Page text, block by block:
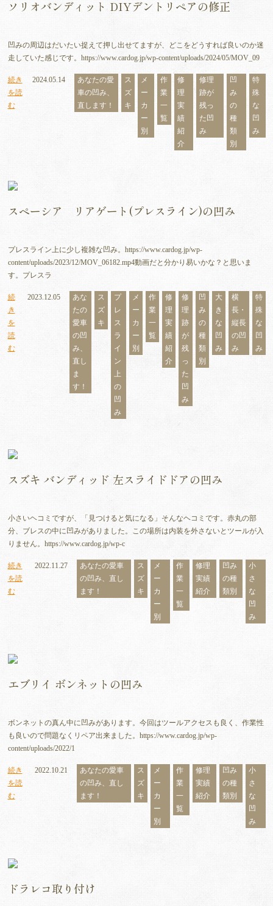
ソリオバンディット DIYデントリペアの修正
凹みの周辺はだいたい捉えて押し出せてますが、どこをどうすれば良いのか迷
走していた感じです。https://www.cardog.jp/wp-content/uploads/2024/05/MOV_09
続き
を読
む
2024.05.14
あなたの愛
車の凹み、
直します！
ス
ズ
キ
メ
ー
カ
ー
別
作
業
一
覧
修
理
実
績
紹
介
修理
跡が
残っ
た凹
み
凹
み
の
種
類
別
特
殊
な
凹
み
スペーシア リアゲート(プレスライン)の凹み
プレスライン上に少し複雑な凹み。https://www.cardog.jp/wp-
content/uploads/2023/12/MOV_06182.mp4動画だと分かり易いかな？と思いま
す。プレスラ
続
き
を
読
む
2023.12.05
あな
たの
愛車
の凹
み、
直し
ま
す！
ス
ズ
キ
プ
レ
ス
ラ
イ
ン
上
の
凹
み
メ
ー
カ
ー
別
作
業
一
覧
修
理
実
績
紹
介
修
理
跡
が
残
っ
た
凹
み
凹
み
の
種
類
別
大
き
な
凹
み
横
長・
縦長
の凹
み
特
殊
な
凹
み
スズキ バンディッド 左スライドドアの凹み
小さいヘコミですが、「見つけると気になる」そんなヘコミです。赤丸の部
分、ブレスの中に凹みがありました。この場所は内装を外さないとツールが入
りません。https://www.cardog.jp/wp-c
続き
を読
む
2022.11.27
あなたの愛車
の凹み、直し
ます！
ス
ズ
キ
メ
ー
カ
ー
別
作
業
一
覧
修理
実績
紹介
凹み
の種
類別
小
さ
な
凹
み
エブリイ ボンネットの凹み
ボンネットの真ん中に凹みがあります。今回はツールアクセスも良く、作業性
も良いので問題なくリペア出来ました。https://www.cardog.jp/wp-
content/uploads/2022/1
続き
を読
む
2022.10.21
あなたの愛車
の凹み、直し
ます！
ス
ズ
キ
メ
ー
カ
ー
別
作
業
一
覧
修理
実績
紹介
凹み
の種
類別
小
さ
な
凹
み
ドラレコ取り付け